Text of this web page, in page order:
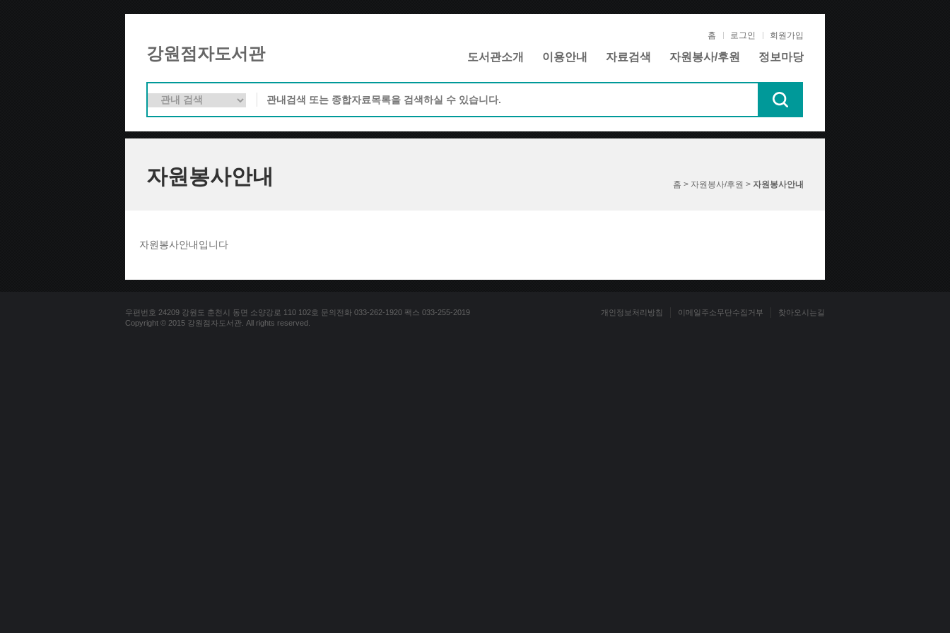
강원점자도서관
홈 로그인 회원가입
도서관소개 이용안내 자료검색 자원봉사/후원 정보마당
자원봉사안내 홈 > 자원봉사/후원 > 자원봉사안내
자원봉사안내입니다
우편번호 24209 강원도 춘천시 동면 소양강로 110 102호 문의전화 033-262-1920 팩스 033-255-2019
Copyright © 2015 강원점자도서관. All rights reserved.
개인정보처리방침 이메일주소무단수집거부 찾아오시는길